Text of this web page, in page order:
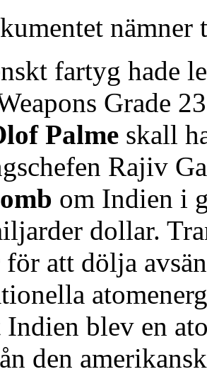
nämner
fartyg hade
Grade
Palme skall
Rajiv
om Indien i
dollar.
för att dölja
Indien blev en
den